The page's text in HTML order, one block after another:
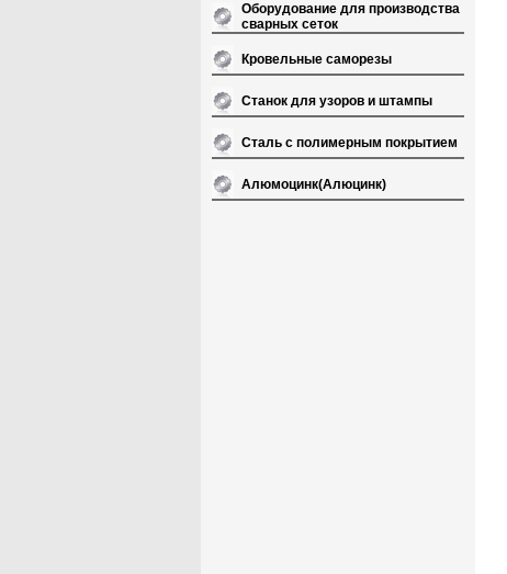
Оборудование для производства
сварных сеток
Кровельные саморезы
Станок для узоров и штампы
Сталь с полимерным покрытием
Алюмоцинк(Алюцинк)